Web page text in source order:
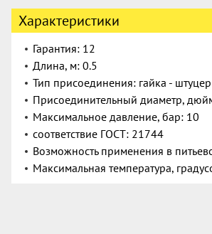
Характеристики
Гарантия: 12
Длина, м: 0.5
Тип присоединения: гайка - штуцер
Присоединительный диаметр,
Максимальное давление, бар: 10
соответствие ГОСТ: 21744
Возможность применения в
Максимальная температура,